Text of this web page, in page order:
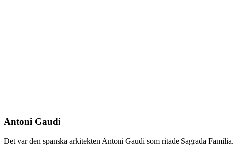
Antoni Gaudi
Det var den spanska arkitekten Antoni Gaudi som ritade Sagrada Familia.